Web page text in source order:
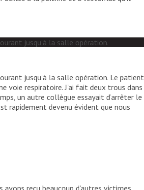
jusqu’à la salle opération.
jusqu’à la salle opération. Le patient
voie respiratoire. J’ai fait deux trous dans
un autre collègue essayait d’arrêter le
rapidement devenu évident que nous
reçu beaucoup d’autres victimes